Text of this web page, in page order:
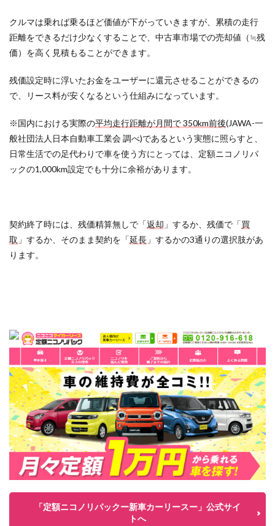
クルマは乗れば乗るほど価値が下がっていきますが、累積の走行
距離をできるだけ少なくすることで、中古車市場での売却値（≒残
価）を高く見積もることができます。
残価設定時に浮いたお金をユーザーに還元させることができるの
で、リース料が安くなるという仕組みになっています。
※国内における実際の平均走行距離が月間で 350km前後(JAWA-一
般社団法人日本自動車工業会 調べ)であるという実態に照らすと、
日常生活での足代わりで車を使う方にとっては、定額ニコノリパ
ックの1,000km設定でも十分に余裕があります。
契約終了時には、残価精算無しで「返却 」するか、残価で「買
取 」するか、そのまま契約を「延長 」するかの3通りの選択肢があ
ります。
「定額ニコノリパックー新車カーリースー」公式サイ
トへ